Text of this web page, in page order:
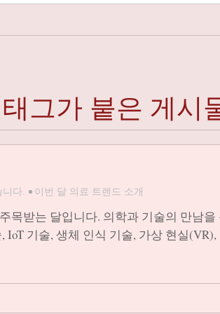
그가 붙은 게시
다. • 이번 달 의료 트렌드 소개
받는 달입니다. 의학과 기술의 만남을
기술, 생체 인식 기술, 가상 현실